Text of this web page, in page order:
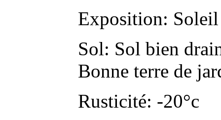
Exposition:
Sol: Sol bien
Bonne terre de
Rusticité: -20°c